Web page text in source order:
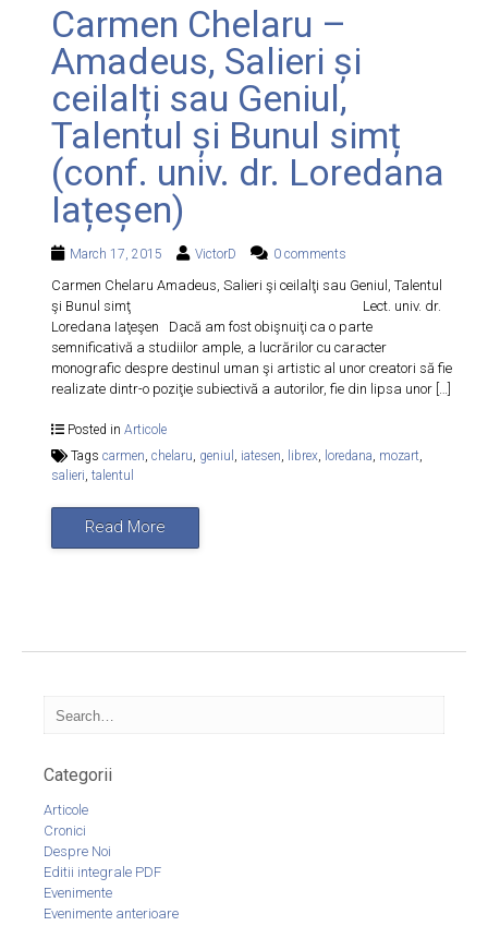
Carmen Chelaru –
Amadeus, Salieri și
ceilalți sau Geniul,
Talentul și Bunul simț
(conf. univ. dr. Loredana
Iațeșen)
March 17, 2015 VictorD 0 comments
Carmen Chelaru Amadeus, Salieri şi ceilalţi sau Geniul, Talentul
şi Bunul simţ Lect. univ. dr.
Loredana Iaţeşen Dacă am fost obişnuiţi ca o parte
semnificativă a studiilor ample, a lucrărilor cu caracter
monografic despre destinul uman şi artistic al unor creatori să fie
realizate dintr-o poziţie subiectivă a autorilor, fie din lipsa unor […]
Posted inArticole
Tagscarmen,chelaru, geniul , iatesen, librex, loredana, mozart,
salieri,talentul
Read More
Categorii
Articole
Cronici
Despre Noi
Editii integrale PDF
Evenimente
Evenimente anterioare